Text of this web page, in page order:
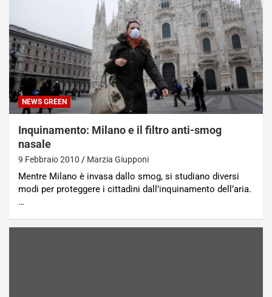
NEWS GREEN
Inquinamento: Milano e il filtro anti-smog
nasale
9 Febbraio 2010 Marzia Giupponi
Mentre Milano è invasa dallo smog, si studiano diversi
modi per proteggere i cittadini dall’inquinamento dell’aria.
…